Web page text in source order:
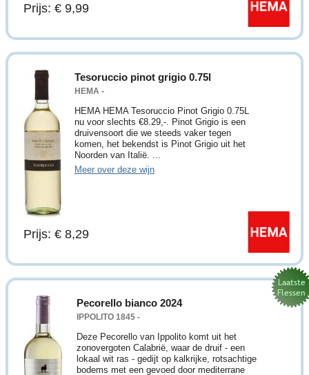
Prijs: € 9,99
Tesoruccio pinot grigio 0.75l
HEMA -
HEMA HEMA Tesoruccio Pinot Grigio 0.75L
nu voor slechts €8.29,-. Pinot Grigio is een
druivensoort die we steeds vaker tegen
komen, het bekendst is Pinot Grigio uit het
Noorden van Italië. ...
Meer over deze wijn
Prijs: € 8,29
Pecorello bianco 2024
IPPOLITO 1845 -
Deze Pecorello van Ippolito komt uit het
zonovergoten Calabrië, waar de druif - een
lokaal wit ras - gedijt op kalkrijke, rotsachtige
bodems met een gevoed door mediterrane